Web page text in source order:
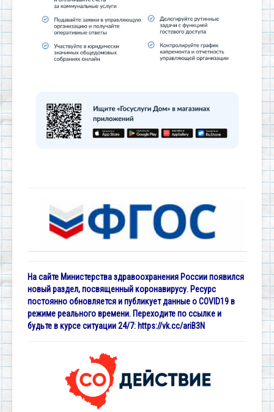
На сайте Министерства здравоохранения России появился
новый раздел, посвященный коронавирусу. Ресурс
постоянно обновляется и публикует данные о COVID19 в
режиме реального времени. Переходите по ссылке и
будьте в курсе ситуации 24/7: https://vk.cc/ariB3N